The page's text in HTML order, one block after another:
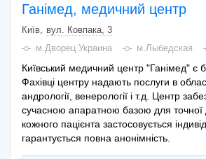
Ганімед, медичний центр
Київ
вул. Ковпака, 3
м.Дворец Украина
м.Лыбедская
Київський медичний центр "Ганімед" є
Фахівці центру надають послуги в
андрології, венерології і т.д. Центр
сучасною апаратною базою для точної
кожного пацієнта застосовується
гарантується повна анонімність.